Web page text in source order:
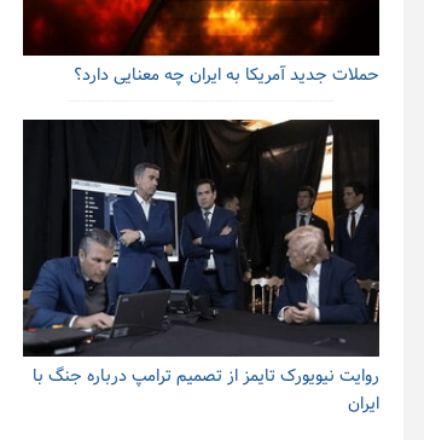
حملات جدید آمریکا به ایران چه معنایی دارد؟
روایت نیویورک تایمز از تصمیم ترامپ درباره جنگ با
ایران